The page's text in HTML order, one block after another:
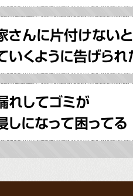
さんに片付けないと
いくように告げられ
れしてゴミが
しになって困ってる